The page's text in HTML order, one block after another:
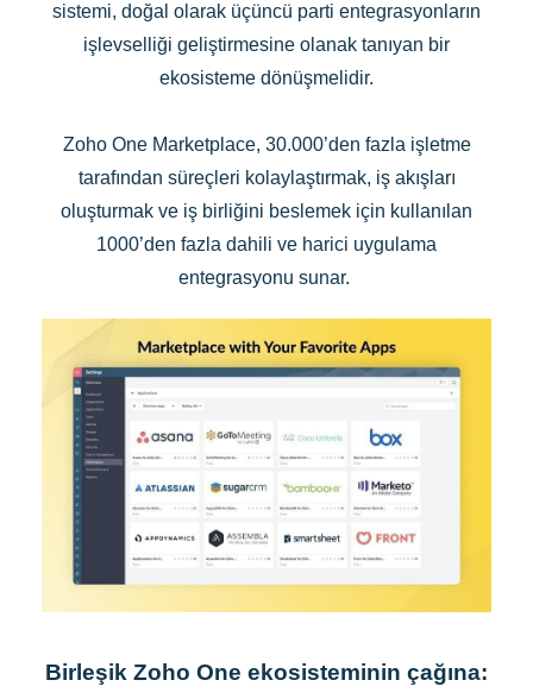
sistemi, doğal olarak üçüncü parti entegrasyonların
işlevselliği geliştirmesine olanak tanıyan bir
ekosisteme dönüşmelidir.
Zoho One Marketplace, 30.000’den fazla işletme
tarafından süreçleri kolaylaştırmak, iş akışları
oluşturmak ve iş birliğini beslemek için kullanılan
1000’den fazla dahili ve harici uygulama
entegrasyonu sunar.
Birleşik Zoho One ekosisteminin çağına: